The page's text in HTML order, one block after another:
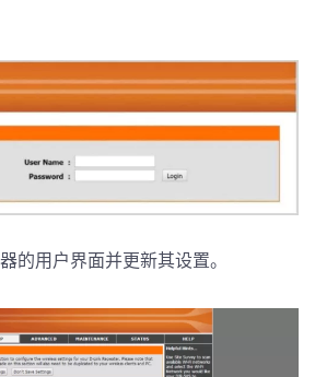
的用户界面并更新其设置。